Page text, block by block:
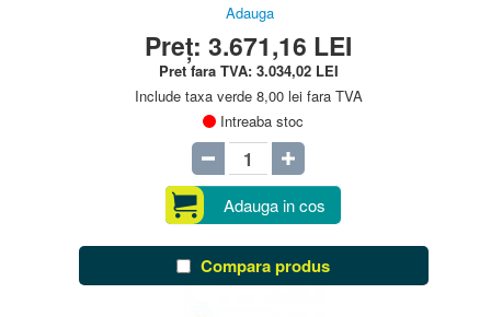
Adauga
Preț:3.671,16 LEI
Pret fara TVA: 3.034,02 LEI
Include taxa verde 8,00 lei fara TVA
Intreaba stoc
Adauga in cos
Compara produs